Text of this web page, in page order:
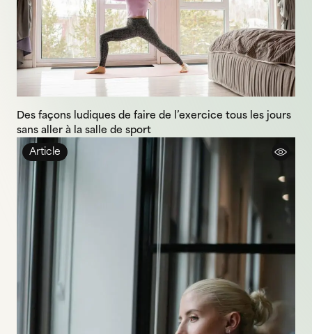
Des façons ludiques de faire de l’exercice tous les jours
sans aller à la salle de sport
Article